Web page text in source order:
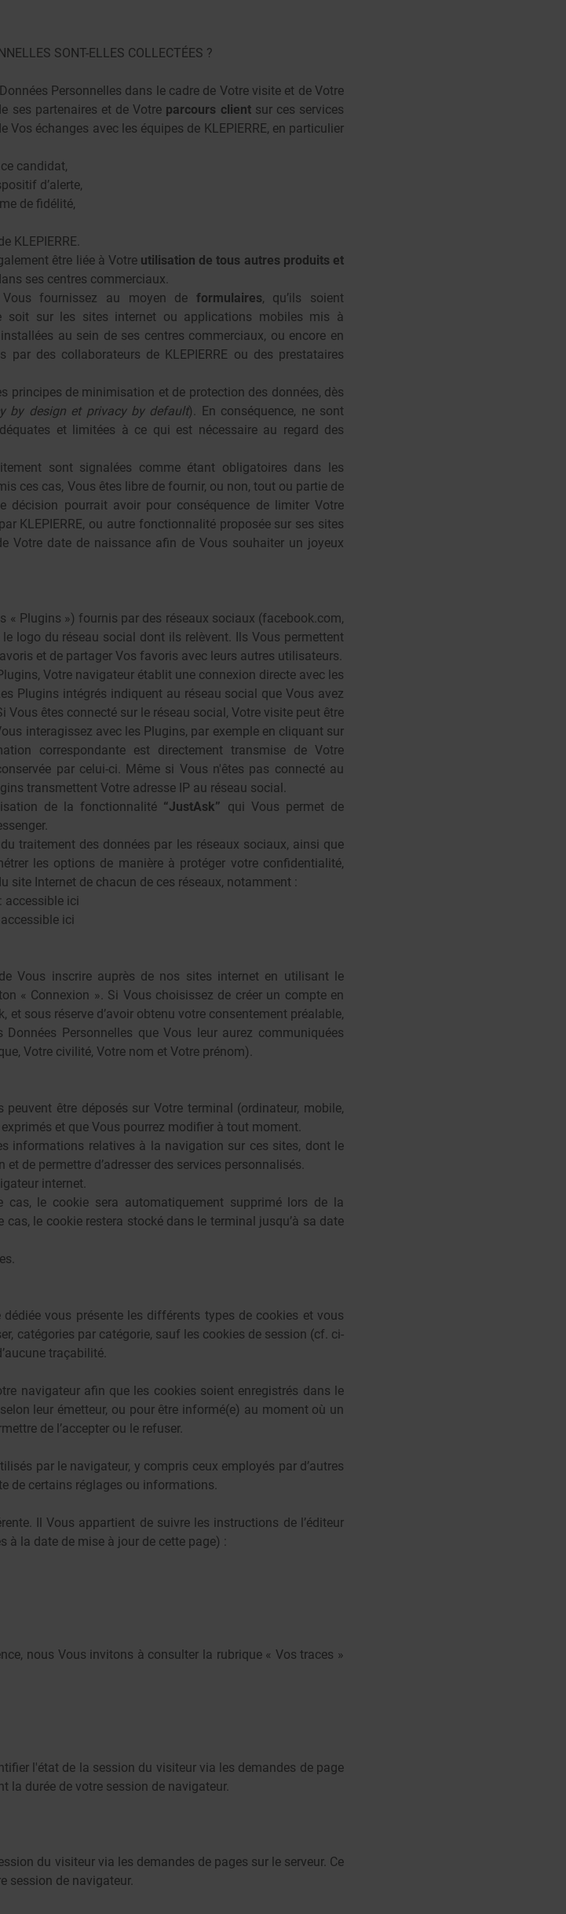
SONT-ELLES COLLECTÉES ?
Personnelles dans le cadre de Votre visite et de Votre
ses partenaires et de Votre parcours clientsur ces services
Vos échanges avec les équipes de KLEPIERRE, en particulier
candidat,
d’alerte,
de fidélité,
KLEPIERRE.
être liée à Votre utilisation de tous autres produits et
ses centres commerciaux.
fournissez au moyen de formulaires, qu’ils soient
soit sur les sites internet ou applications mobiles mis à
au sein de ses centres commerciaux, ou encore en
des collaborateurs de KLEPIERRE ou des prestataires
principes de minimisation et de protection des données, dès
by design et privacy by default). En conséquence, ne sont
et limitées à ce qui est nécessaire au regard des
sont signalées comme étant obligatoires dans les
ces cas, Vous êtes libre de fournir, ou non, tout ou partie de
décision pourrait avoir pour conséquence de limiter Votre
KLEPIERRE, ou autre fonctionnalité proposée sur ses sites
Votre date de naissance afin de Vous souhaiter un joyeux
« Plugins ») fournis par des réseaux sociaux (facebook.com,
logo du réseau social dont ils relèvent. Ils Vous permettent
et de partager Vos favoris avec leurs autres utilisateurs.
Votre navigateur établit une connexion directe avec les
Plugins intégrés indiquent au réseau social que Vous avez
êtes connecté sur le réseau social, Votre visite peut être
interagissez avec les Plugins, par exemple en cliquant sur
correspondante est directement transmise de Votre
par celui-ci. Même si Vous n'êtes pas connecté au
transmettent Votre adresse IP au réseau social.
de la fonctionnalité “JustAsk” qui Vous permet de
traitement des données par les réseaux sociaux, ainsi que
les options de manière à protéger votre confidentialité,
Internet de chacun de ces réseaux, notamment :
accessible ici
accessible ici
Vous inscrire auprès de nos sites internet en utilisant le
« Connexion ». Si Vous choisissez de créer un compte en
sous réserve d’avoir obtenu votre consentement préalable,
Personnelles que Vous leur aurez communiquées
Votre civilité, Votre nom et Votre prénom).
être déposés sur Votre terminal (ordinateur, mobile,
et que Vous pourrez modifier à tout moment.
informations relatives à la navigation sur ces sites, dont le
de permettre d’adresser des services personnalisés.
internet.
cas, le cookie sera automatiquement supprimé lors de la
le cookie restera stocké dans le terminal jusqu’à sa date
vous présente les différents types de cookies et vous
catégories par catégorie, sauf les cookies de session (cf. ci-
traçabilité.
navigateur afin que les cookies soient enregistrés dans le
leur émetteur, ou pour être informé(e) au moment où un
de l’accepter ou le refuser.
par le navigateur, y compris ceux employés par d’autres
de certains réglages ou informations.
Il Vous appartient de suivre les instructions de l’éditeur
à la date de mise à jour de cette page) :
nous Vous invitons à consulter la rubrique « Vos traces »
l'état de la session du visiteur via les demandes de page
la durée de votre session de navigateur.
du visiteur via les demandes de pages sur le serveur. Ce
session de navigateur.